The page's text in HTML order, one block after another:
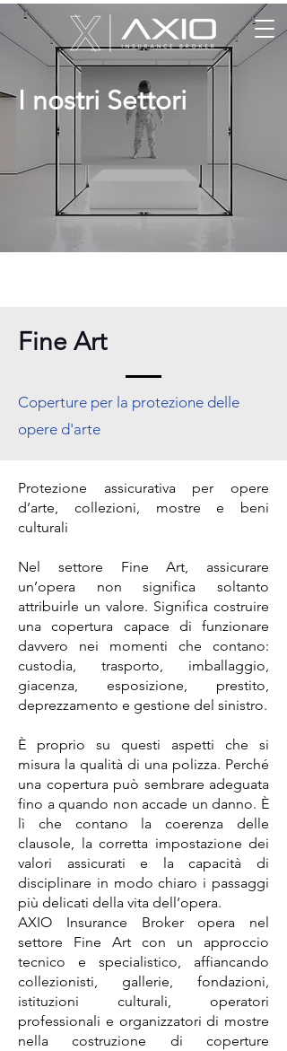
I nostri Settori
Fine Art
Coperture per la protezione delle
opere d'arte
Protezione assicurativa per opere
d’arte, collezioni, mostre e beni
culturali
Nel settore Fine Art, assicurare
un’opera non significa soltanto
attribuirle un valore. Significa costruire
una copertura capace di funzionare
davvero nei momenti che contano:
custodia, trasporto, imballaggio,
giacenza, esposizione, prestito,
deprezzamento e gestione del sinistro.
È proprio su questi aspetti che si
misura la qualità di una polizza. Perché
una copertura può sembrare adeguata
fino a quando non accade un danno. È
lì che contano la coerenza delle
clausole, la corretta impostazione dei
valori assicurati e la capacità di
disciplinare in modo chiaro i passaggi
più delicati della vita dell’opera.
AXIO Insurance Broker opera nel
settore Fine Art con un approccio
tecnico e specialistico, affiancando
collezionisti, gallerie, fondazioni,
istituzioni culturali, operatori
professionali e organizzatori di mostre
nella costruzione di coperture